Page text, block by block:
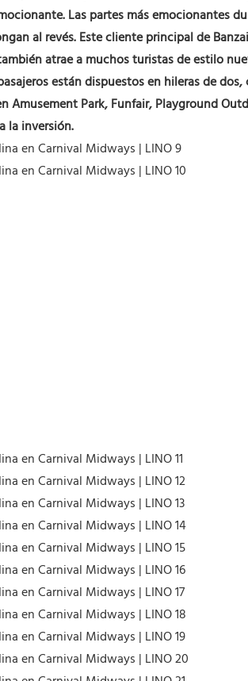
Las partes más emocionantes
al revés. Este cliente principal de
atrae a muchos turistas de estilo
están dispuestos en hileras de
Amusement Park, Funfair, Playground
la inversión.